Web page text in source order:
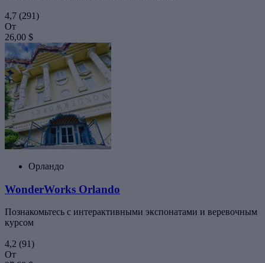
4,7 (291)
От
26,00 $
Орландо
WonderWorks Orlando
Познакомьтесь с интерактивными экспонатами и веревочным
курсом
4,2 (91)
От